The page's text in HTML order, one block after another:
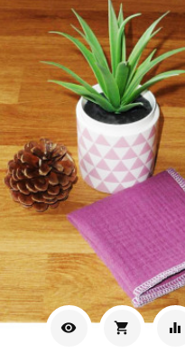
visibility shopping_cart equalizer